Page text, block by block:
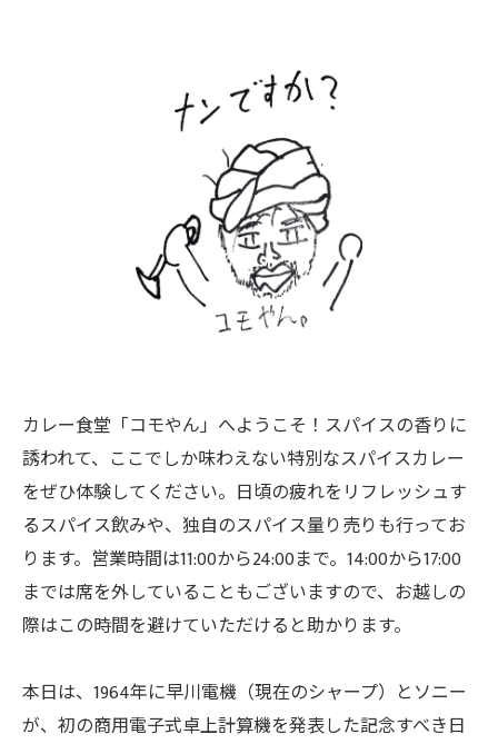
カレー食堂「コモやん」へようこそ！スパイスの香りに
誘われて、ここでしか味わえない特別なスパイスカレー
をぜひ体験してください。日頃の疲れをリフレッシュす
るスパイス飲みや、独自のスパイス量り売りも行ってお
ります。営業時間は11:00から24:00まで。14:00から17:00
までは席を外していることもございますので、お越しの
際はこの時間を避けていただけると助かります。
本日は、1964年に早川電機（現在のシャープ）とソニー
が、初の商用電子式卓上計算機を発表した記念すべき日